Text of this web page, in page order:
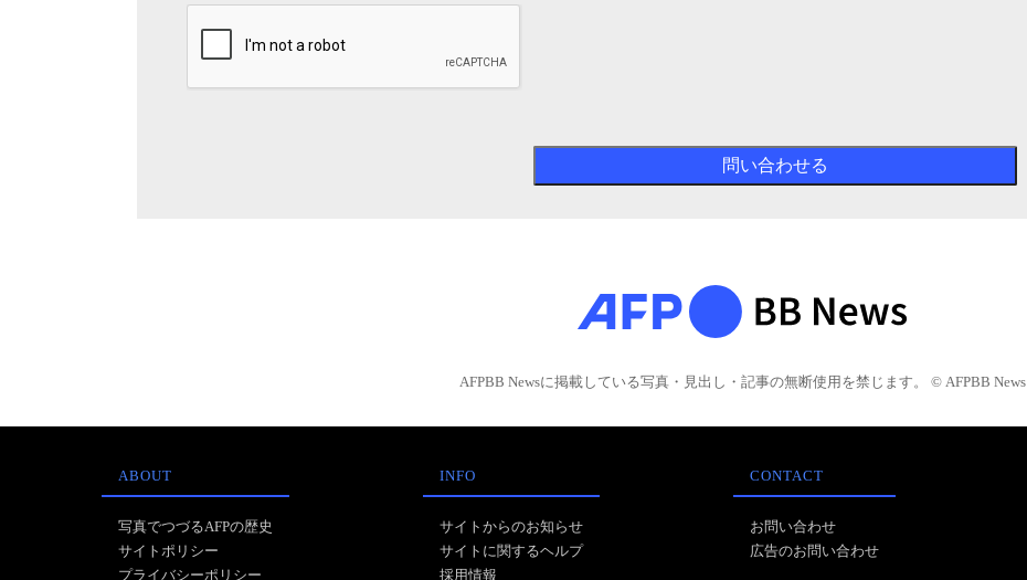
AFPBB Newsに掲載している写真・見出し・記事の無断使用を禁じます。 © AFPBB News
ABOUT
写真でつづるAFPの歴史
サイトポリシー
プライバシーポリシー
INFO
サイトからのお知らせ
サイトに関するヘルプ
採用情報
CONTACT
お問い合わせ
広告のお問い合わせ